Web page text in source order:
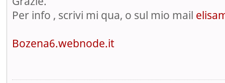
Per info , scrivi mi qua, o sul mio mail
Bozena6.webnode.it